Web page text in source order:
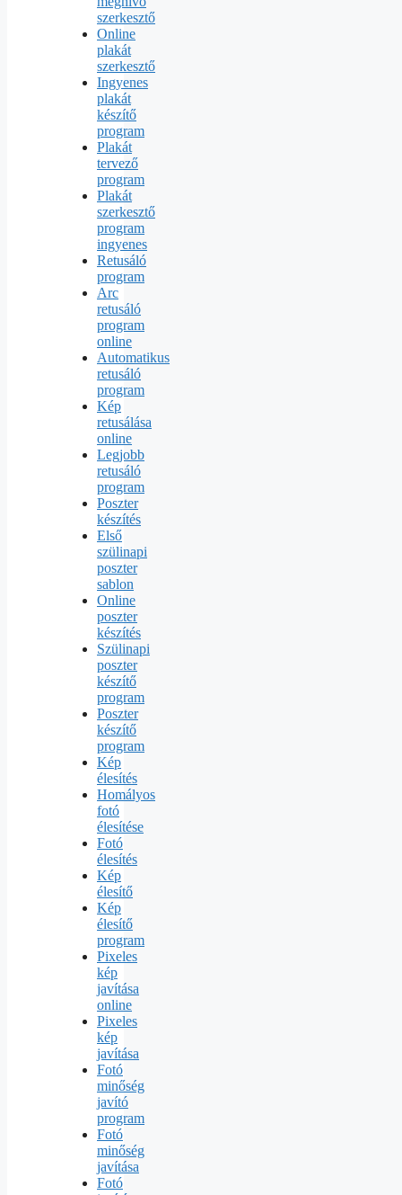
szerkesztő
Online
plakát
szerkesztő
Ingyenes
plakát
készítő
program
Plakát
tervező
program
Plakát
szerkesztő
program
ingyenes
Retusáló
program
Arc
retusáló
program
online
Automatikus
retusáló
program
Kép
retusálása
online
Legjobb
retusáló
program
Poszter
készítés
Első
szülinapi
poszter
sablon
Online
poszter
készítés
Szülinapi
poszter
készítő
program
Poszter
készítő
program
Kép
élesítés
Homályos
fotó
élesítése
Fotó
élesítés
Kép
élesítő
Kép
élesítő
program
Pixeles
kép
javítása
online
Pixeles
kép
javítása
Fotó
minőség
javító
program
Fotó
minőség
javítása
Fotó